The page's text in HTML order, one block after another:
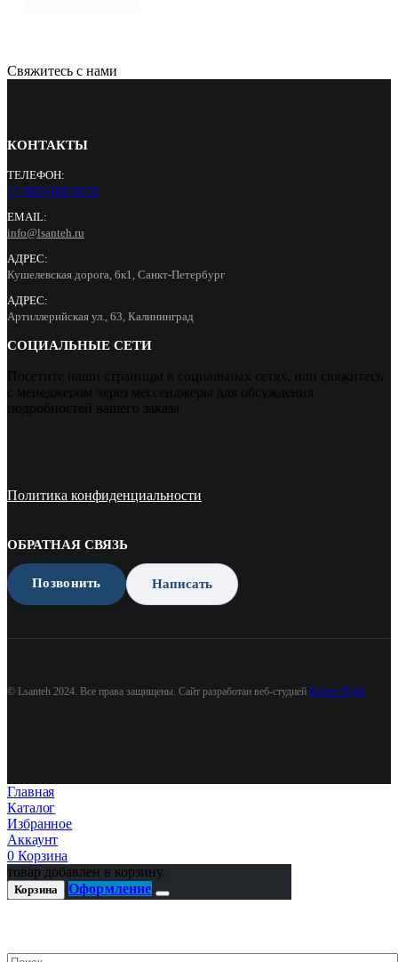
Свяжитесь с нами
КОНТАКТЫ
ТЕЛЕФОН:
+7 (965) 000 90 55
EMAIL:
info@lsanteh.ru
АДРЕС:
Кушелевская дорога, 6к1, Санкт-Петербург
АДРЕС:
Артиллерийская ул., 63, Калининград
СОЦИАЛЬНЫЕ СЕТИ
Посетите наши страницы в социальных сетях, или свяжитесь
с менеджером через мессенджеры для обсуждения
подробностей вашего заказа
Политика конфиденциальности
ОБРАТНАЯ СВЯЗЬ
Позвонить Написать
© Lsanteh 2024. Все права защищены. Сайт разработан веб-студией Бизнес Идея
Главная
Каталог
Избранное
Аккаунт
0 Корзина
товар добавлен в корзину.
Корзина Оформление